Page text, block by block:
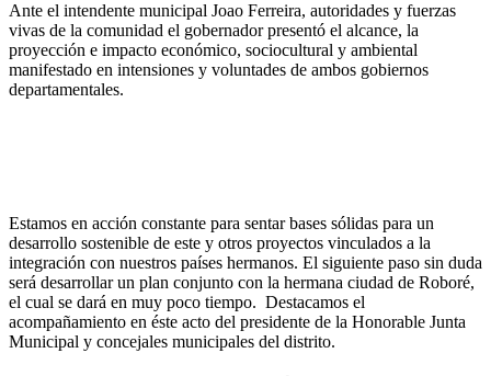
Ante el intendente municipal Joao Ferreira, autoridades y fuerzas
vivas de la comunidad el gobernador presentó el alcance, la
proyección e impacto económico, sociocultural y ambiental
manifestado en intensiones y voluntades de ambos gobiernos
departamentales.
Estamos en acción constante para sentar bases sólidas para un
desarrollo sostenible de este y otros proyectos vinculados a la
integración con nuestros países hermanos. El siguiente paso sin duda
será desarrollar un plan conjunto con la hermana ciudad de Roboré,
el cual se dará en muy poco tiempo. Destacamos el
acompañamiento en éste acto del presidente de la Honorable Junta
Municipal y concejales municipales del distrito.